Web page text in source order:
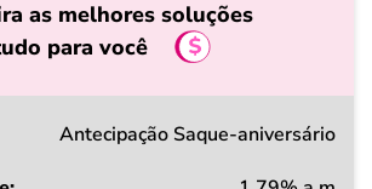
as melhores soluções
para você
Antecipação Saque-aniversário